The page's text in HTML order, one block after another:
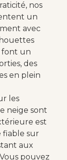
nos
un
avec
font un
des
en plein
les
neige sont
est
fiable sur
aux
pouvez